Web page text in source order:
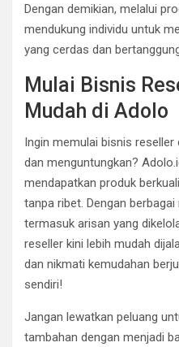
Dengan demikian, melalui
mendukung individu untuk
yang cerdas dan
Mulai Bisnis
Mudah di Adolo
Ingin memulai bisnis
dan menguntungkan?
mendapatkan produk
tanpa ribet. Dengan
termasuk arisan yang
reseller kini lebih mudah
dan nikmati kemudahan
sendiri!
Jangan lewatkan peluang
tambahan dengan menjadi